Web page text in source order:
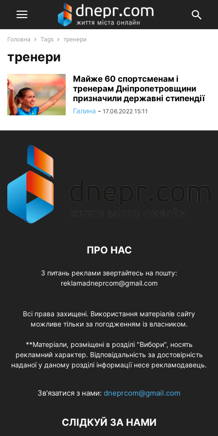
Головна Tags тренери
тренери
Майже 60 спортсменам і
тренерам Дніпропетровщини
призначили державні стипендії
Галина - 17.06.2022 15:11
ПРО НАС
З питань реклами звертайтесь на пошту:
reklamadneprcom@gmail.com
Всі права захищені. Використання матеріалів сайту
можливе тільки за погодженням із власником.
**Матеріали, розміщені в розділі "Вибори", носять
рекламний характер. Відповідальність за достовірність
наданої у даному розділі інформації несе рекламодавець.
Зв'язатися з нами: dneprcom@gmail.com
СЛІДКУЙ ЗА НАМИ